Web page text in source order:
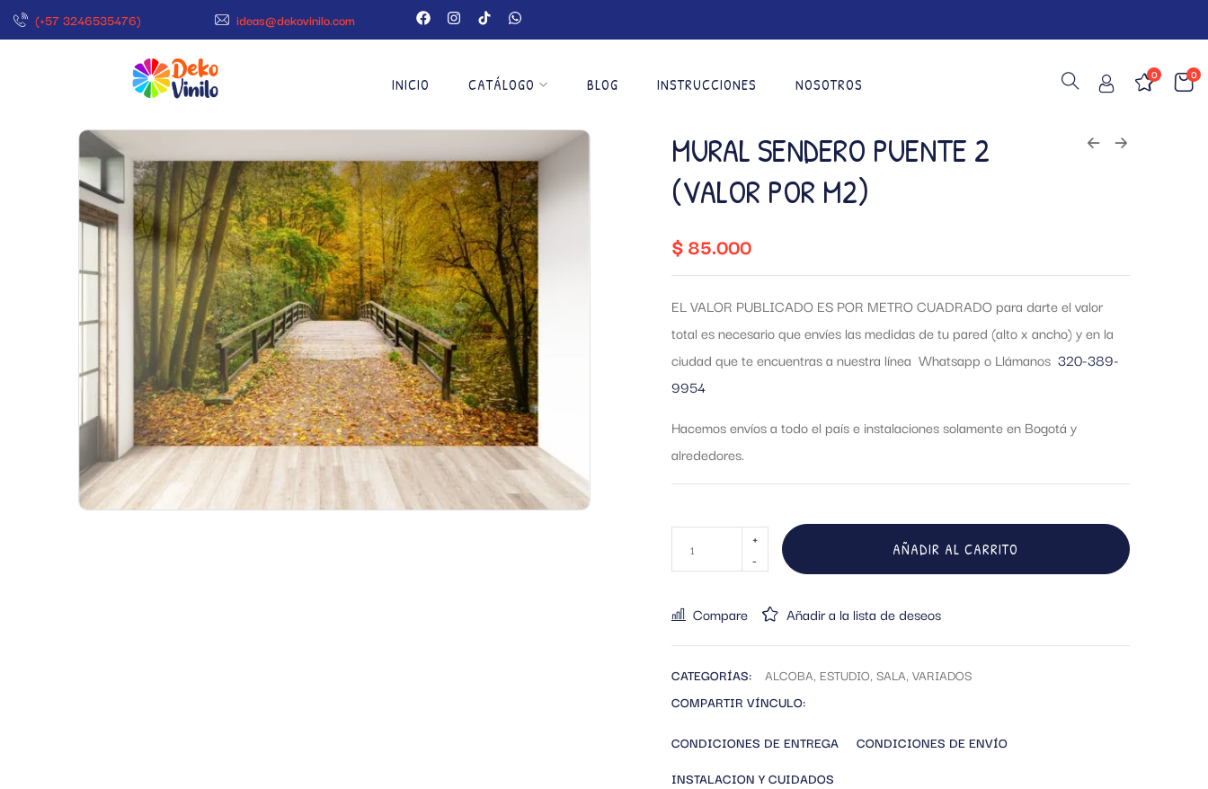
(+57 3246535476) ideas@dekovinilo.com
INICIO CATÁLOGO BLOG INSTRUCCIONES NOSOTROS
0
0
MURAL SENDERO PUENTE 2
(VALOR POR M2)
$85.000
EL VALOR PUBLICADO ES POR METRO CUADRADO para darte el valor
total es necesario que envíes las medidas de tu pared (alto x ancho) y en la
ciudad que te encuentras a nuestra línea Whatsapp o Llámanos 320-389-
9954
Hacemos envíos a todo el país e instalaciones solamente en Bogotá y
alrededores.
AÑADIR AL CARRITO
Compare Añadir a la lista de deseos
CATEGORÍAS: ALCOBA, ESTUDIO, SALA, VARIADOS
COMPARTIR VÍNCULO:
CONDICIONES DE ENTREGA
CONDICIONES DE ENVÍO
INSTALACION Y CUIDADOS